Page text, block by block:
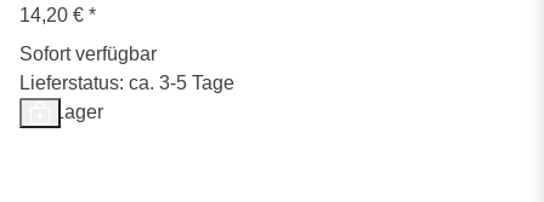
14,20 € *
Sofort verfügbar
Lieferstatus: ca. 3-5 Tage
Auf Lager